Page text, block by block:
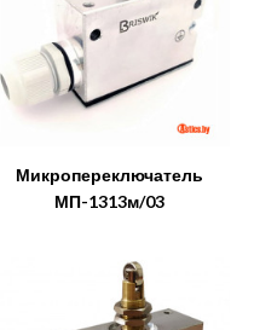
Микропереключатель
МП-1313м/03